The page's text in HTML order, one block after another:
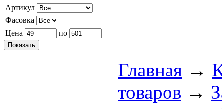
Артикул
Фасовка
Цена
по
Главная →
товаров →